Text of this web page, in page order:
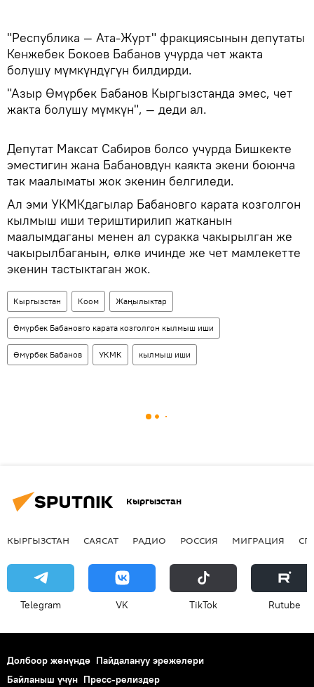
"Республика — Ата-Журт" фракциясынын депутаты
Кенжебек Бокоев Бабанов учурда чет жакта
болушу мүмкүндүгүн билдирди.
"Азыр Өмүрбек Бабанов Кыргызстанда эмес, чет
жакта болушу мүмкүн", — деди ал.
Депутат Максат Сабиров болсо учурда Бишкекте
эместигин жана Бабановдун каякта экени боюнча
так маалыматы жок экенин белгиледи.
Ал эми УКМКдагылар Бабановго карата козголгон
кылмыш иши териштирилип жатканын
маалымдаганы менен ал суракка чакырылган же
чакырылбаганын, өлкө ичинде же чет мамлекетте
экенин тастыктаган жок.
Кыргызстан Коом Жаңылыктар
Өмүрбек Бабановго карата козголгон кылмыш иши
Өмүрбек Бабанов УКМК кылмыш иши
Кыргызстан
КЫРГЫЗСТАН САЯСАТ РАДИО РОССИЯ МИГРАЦИЯ
Telegram VK ТikТоk Rutube
Долбоор жөнүндө Пайдалануу эрежелери
Байланыш үчүн Пресс-релиздер